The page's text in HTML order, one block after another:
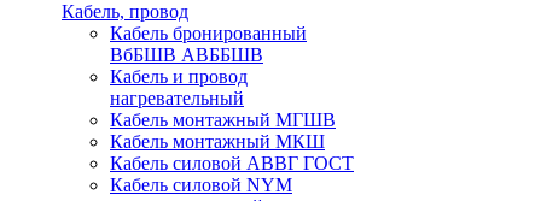
Кабель, провод
Кабель бронированный
ВбБШВ АВББШВ
Кабель и провод
нагревательный
Кабель монтажный МГШВ
Кабель монтажный МКШ
Кабель силовой АВВГ ГОСТ
Кабель силовой NYM